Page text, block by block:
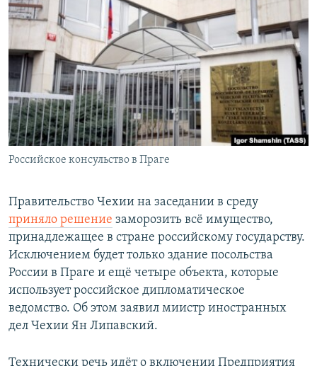
поиску
СЕВЕР.РЕАЛИИ
СИБИРЬ.РЕАЛИИ
РАСПИСАНИЕ ВЕЩАНИЯ
ПОДПИШИТЕСЬ НА РАССЫЛКУ
СОЦИАЛЬНЫЕ СЕТИ
Все сайты РСЕ/РС
Российское консульство в Праге
Правительство Чехии на заседании в среду
приняло решение заморозить всё имущество,
принадлежащее в стране российскому государству.
Исключением будет только здание посольства
России в Праге и ещё четыре объекта, которые
использует российское дипломатическое
ведомство. Об этом заявил миистр иностранных
дел Чехии Ян Липавский.
Технически речь идёт о включении Предприятия